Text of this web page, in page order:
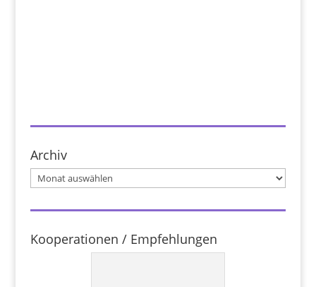
Archiv
Archiv
Kooperationen / Empfehlungen